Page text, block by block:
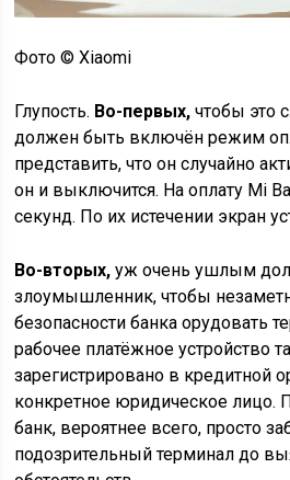
Фото © Xiaomi
Глупость. Во-первых, чтобы это
должен быть включён режим
представить, что он случайно
он и выключится. На оплату Mi
секунд. По их истечении экран
Во-вторых,уж очень ушлым
злоумышленник, чтобы
безопасности банка орудовать
рабочее платёжное устройство
зарегистрировано в кредитной
конкретное юридическое лицо.
банк, вероятнее всего, просто
подозрительный терминал до